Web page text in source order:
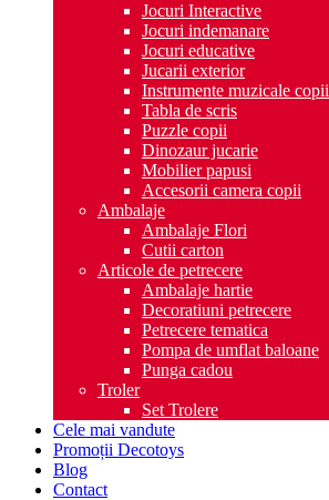
Jocuri Interactive
Jocuri indemanare
Jocuri educative
Jucarii exterior
Instrumente muzicale copii
Tabla de scris
Puzzle copii
Dinozaur jucarie
Mobilier papusi
Accesorii camera copii
Ambalaje
Ambalaje Flori
Cutii carton
Articole de petrecere
Ambalaje hartie
Decoratiuni petrecere
Petrecere tematica
Pompa de umflat baloane
Punga cadou
Troler
Set Trolere
Cele mai vandute
Promoții Decotoys
Blog
Contact